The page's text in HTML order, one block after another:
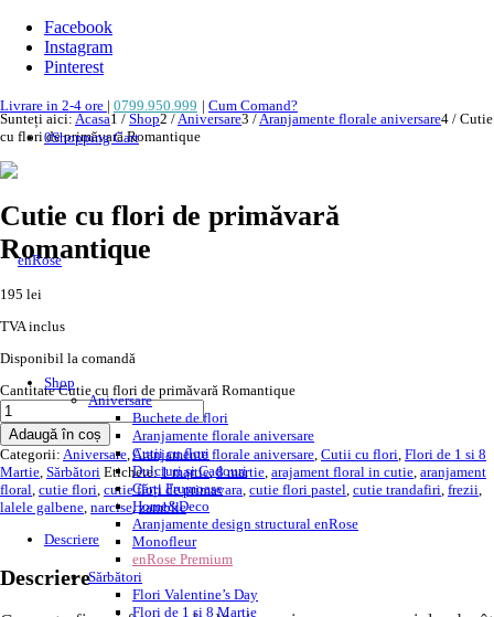
Facebook
Instagram
Pinterest
Livrare in 2-4 ore | 0799.950.999 | Cum Comand?
0Shopping Cart
Shop
Aniversare
Buchete de flori
Aranjamente florale aniversare
Cutii cu flori
Dulciuri și Cadouri
Cărți Frumoase
Home&Deco
Aranjamente design structural enRose
Monofleur
enRose Premium
Sărbători
Flori Valentine’s Day
Flori de 1 si 8 Martie
Sunteți aici: Acasa1 / Shop2 /Aniversare3 /Aranjamente florale aniversare4 / Cutie
cu flori de primăvară Romantique
Cutie cu flori de primăvară
Romantique
195 lei
TVA inclus
Disponibil la comandă
Cantitate Cutie cu flori de primăvară Romantique
Adaugă în coș
Categorii: Aniversare Aranjamente florale aniversare Cutii cu flori Flori de 1 si 8
Martie Sărbători Etichete:1 martie,8 martie arajament floral in cutie aranjament
floral cutie flori cutie flori de primavara cutie flori pastel cutie trandafiri frezii
lalele galbene narcise,zambile
Descriere
Descriere